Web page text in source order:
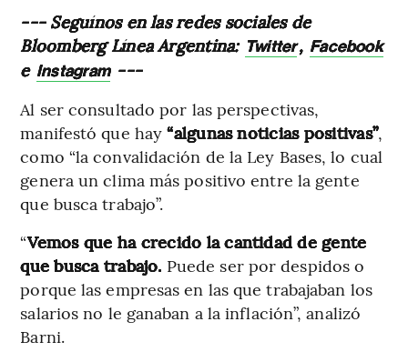
--- Seguínos en las redes sociales de
Bloomberg Línea Argentina: Twitter, Facebook
e Instagram ---
Al ser consultado por las perspectivas,
manifestó que hay “algunas noticias positivas”,
como “la convalidación de la Ley Bases, lo cual
genera un clima más positivo entre la gente
que busca trabajo”.
“Vemos que ha crecido la cantidad de gente
que busca trabajo. Puede ser por despidos o
porque las empresas en las que trabajaban los
salarios no le ganaban a la inflación”, analizó
Barni.